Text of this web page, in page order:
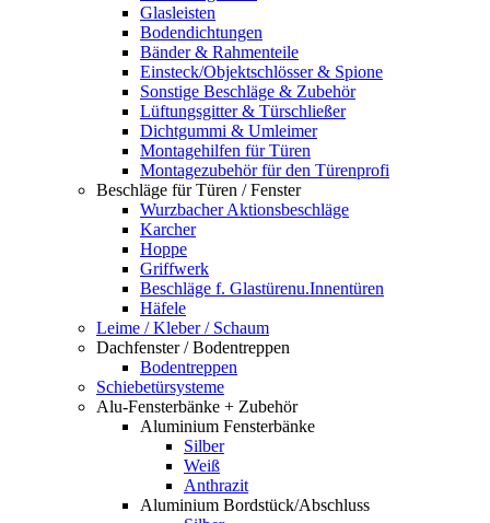
Glasleisten
Bodendichtungen
Bänder & Rahmenteile
Einsteck/Objektschlösser & Spione
Sonstige Beschläge & Zubehör
Lüftungsgitter & Türschließer
Dichtgummi & Umleimer
Montagehilfen für Türen
Montagezubehör für den Türenprofi
Beschläge für Türen / Fenster
Wurzbacher Aktionsbeschläge
Karcher
Hoppe
Griffwerk
Beschläge f. Glastürenu.Innentüren
Häfele
Leime / Kleber / Schaum
Dachfenster / Bodentreppen
Bodentreppen
Schiebetürsysteme
Alu-Fensterbänke + Zubehör
Aluminium Fensterbänke
Silber
Weiß
Anthrazit
Aluminium Bordstück/Abschluss